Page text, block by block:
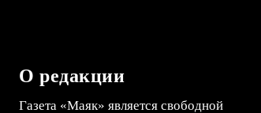
О редакции
Газета «Маяк» является свободной